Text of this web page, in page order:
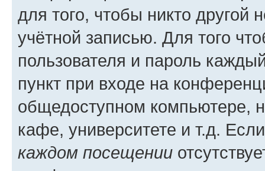
для того, чтобы никто другой
учётной записью. Для того
пользователя и пароль
пункт при входе на
общедоступном компьютере,
кафе, университете и т.д.
каждом посещении